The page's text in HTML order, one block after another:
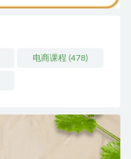
电商课程 (478)